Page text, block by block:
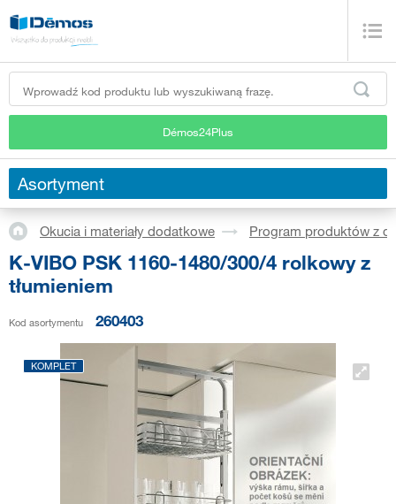
Démos24Plus
Asortyment
Okucia i materiały dodatkowe Program produktów z
K-VIBO PSK 1160-1480/300/4 rolkowy z
tłumieniem
Kod asortymentu 260403
KOMPLET